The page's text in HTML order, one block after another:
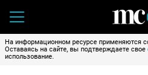
На информационном ресурсе применяются
Оставаясь на сайте, вы подтверждаете свое
использование.